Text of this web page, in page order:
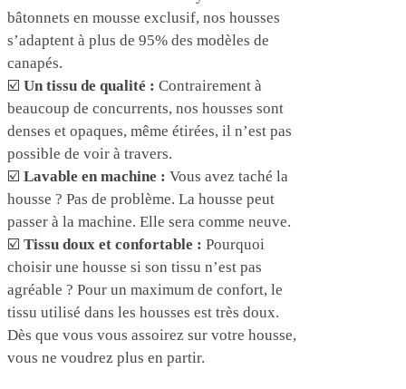
bâtonnets en mousse exclusif, nos housses
s’adaptent à plus de 95% des modèles de
canapés.
☑️ Un tissu de qualité : Contrairement à
beaucoup de concurrents, nos housses sont
denses et opaques, même étirées, il n’est pas
possible de voir à travers.
☑️ Lavable en machine : Vous avez taché la
housse ? Pas de problème. La housse peut
passer à la machine. Elle sera comme neuve.
☑️ Tissu doux et confortable : Pourquoi
choisir une housse si son tissu n’est pas
agréable ? Pour un maximum de confort, le
tissu utilisé dans les housses est très doux.
Dès que vous vous assoirez sur votre housse,
vous ne voudrez plus en partir.